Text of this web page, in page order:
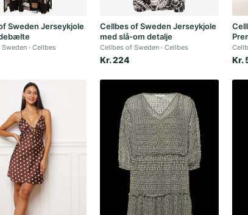
Sweden Jerseykjole
Cellbes
Cellbes of Sweden Jerseykjole
med slå-om detalje
Cellbes of Sweden Cellbes
Kr. 224 Kr.